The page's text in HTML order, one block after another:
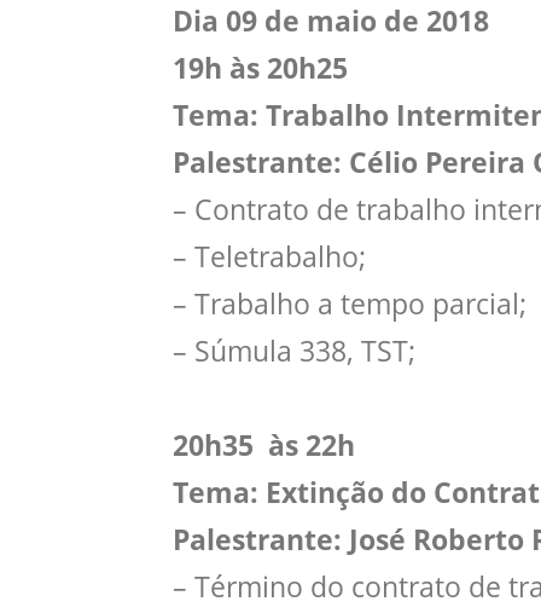
Dia 09 de maio de 2018
19h às 20h25
Tema: Trabalho
Palestrante: Célio Pereira
– Contrato de trabalho
– Teletrabalho;
– Trabalho a tempo parcial;
– Súmula 338, TST;
20h35 às 22h
Tema: Extinção do
Palestrante: José
– Término do contrato de